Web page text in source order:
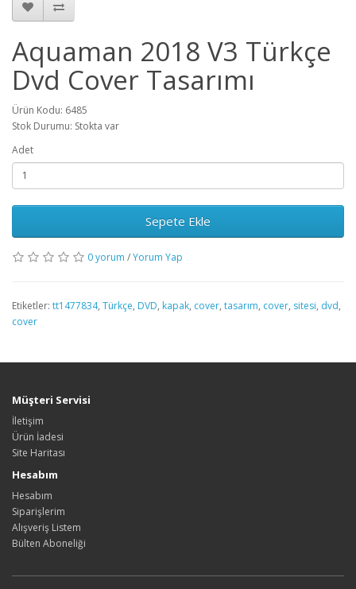
Aquaman 2018 V3 Türkçe
Dvd Cover Tasarımı
Ürün Kodu: 6485
Stok Durumu: Stokta var
Adet
Sepete Ekle
0 yorum /Yorum Yap
Etiketler: tt1477834, Türkçe, DVD, kapak, cover, tasarım, cover, sitesi, dvd,
cover
Müşteri Servisi
İletişim
Ürün İadesi
Site Haritası
Hesabım
Hesabım
Siparişlerim
Alışveriş Listem
Bülten Aboneliği